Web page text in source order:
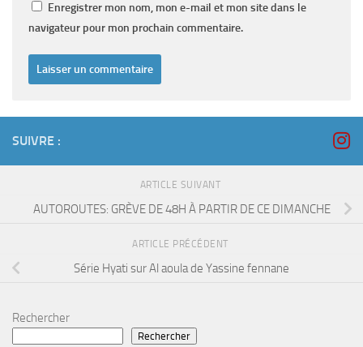
Enregistrer mon nom, mon e-mail et mon site dans le
navigateur pour mon prochain commentaire.
SUIVRE :
ARTICLE SUIVANT
AUTOROUTES: GRÈVE DE 48H À PARTIR DE CE DIMANCHE
ARTICLE PRÉCÉDENT
Série Hyati sur Al aoula de Yassine fennane
Rechercher
Rechercher